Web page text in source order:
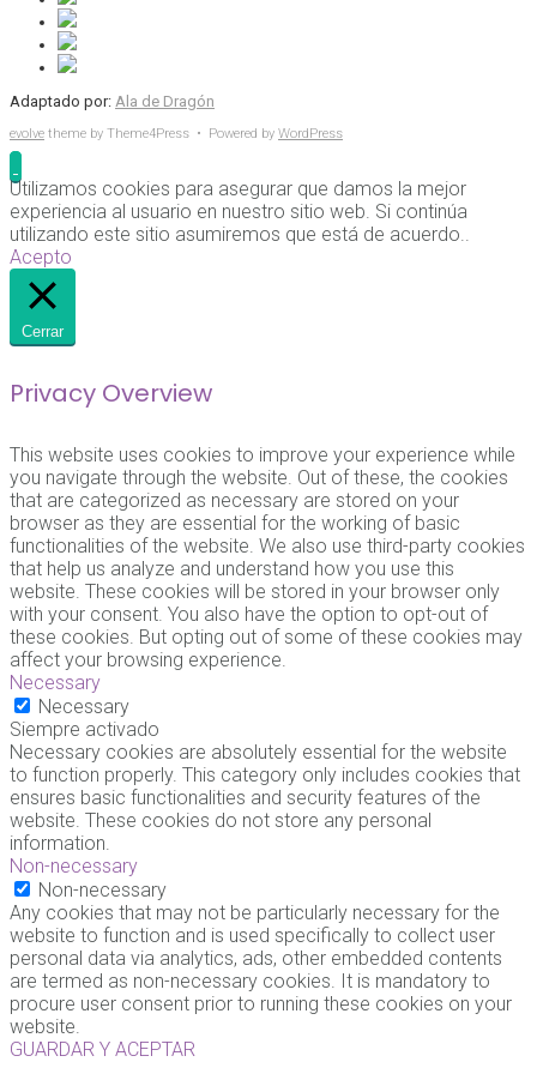
Adaptado por: Ala de Dragón
evolve theme by Theme4Press • Powered by WordPress
Utilizamos cookies para asegurar que damos la mejor
experiencia al usuario en nuestro sitio web. Si continúa
utilizando este sitio asumiremos que está de acuerdo..
Acepto
Cerrar
Privacy Overview
This website uses cookies to improve your experience while
you navigate through the website. Out of these, the cookies
that are categorized as necessary are stored on your
browser as they are essential for the working of basic
functionalities of the website. We also use third-party cookies
that help us analyze and understand how you use this
website. These cookies will be stored in your browser only
with your consent. You also have the option to opt-out of
these cookies. But opting out of some of these cookies may
affect your browsing experience.
Necessary
Necessary
Siempre activado
Necessary cookies are absolutely essential for the website
to function properly. This category only includes cookies that
ensures basic functionalities and security features of the
website. These cookies do not store any personal
information.
Non-necessary
Non-necessary
Any cookies that may not be particularly necessary for the
website to function and is used specifically to collect user
personal data via analytics, ads, other embedded contents
are termed as non-necessary cookies. It is mandatory to
procure user consent prior to running these cookies on your
website.
GUARDAR Y ACEPTAR